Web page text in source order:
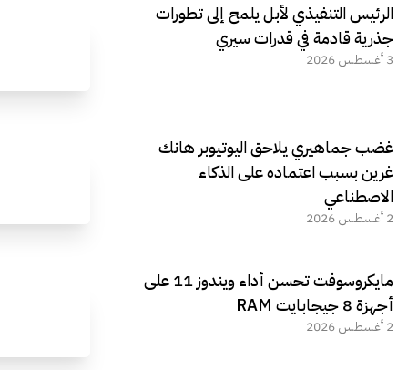
الرئيس التنفيذي لأبل يلمح إلى تطورات
جذرية قادمة في قدرات سيري
3 أغسطس 2026
غضب جماهيري يلاحق اليوتيوبر هانك
غرين بسبب اعتماده على الذكاء
الاصطناعي
2 أغسطس 2026
مايكروسوفت تحسن أداء ويندوز 11 على
أجهزة 8 جيجابايت RAM
2 أغسطس 2026